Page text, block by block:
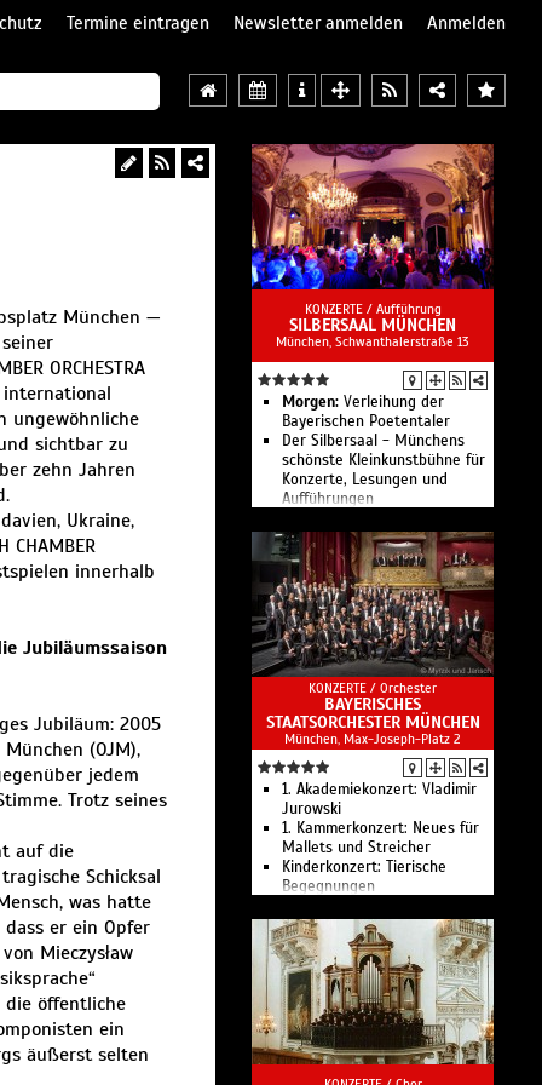
Termine eintragen Newsletter anmelden
Anmelden
München —
ORCHESTRA
international
ungewöhnliche
sichtbar zu
zehn Jahren
Ukraine,
innerhalb
Jubiläumssaison
Jubiläum: 2005
(OJM),
jedem
Trotz seines
auf die
Schicksal
was hatte
er ein Opfer
Mieczysław
die öffentliche
ein
äußerst selten
KONZERTE / Aufführung
SILBERSAAL MÜNCHEN
München, Schwanthalerstraße 13
Morgen: Verleihung der
Bayerischen Poetentaler
Der Silbersaal - Münchens
schönste Kleinkunstbühne für
Konzerte, Lesungen und
Aufführungen
KONZERTE / Orchester
BAYERISCHES
STAATSORCHESTER MÜNCHEN
München, Max-Joseph-Platz 2
1. Akademiekonzert: Vladimir
Jurowski
1. Kammerkonzert: Neues für
Mallets und Streicher
Kinderkonzert: Tierische
Begegnungen
Bläserklänge
2. Akademiekonzert: Robin
Ticciati
3. Akademiekonzert: Vladimir
Jurowski
1. Familien-Kammerkonzert:
Rhythmus im Körper
3. Kammerkonzert:
Götterfunken I